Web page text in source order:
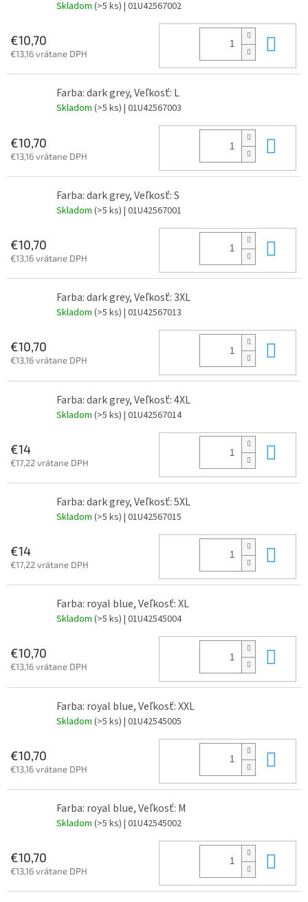
Skladom (>5 ks) | 01U42567002
€10,70
€13,16 vrátane DPH
Farba: dark grey, Veľkosť: L
Skladom (>5 ks) | 01U42567003
€10,70
€13,16 vrátane DPH
Farba: dark grey, Veľkosť: S
Skladom (>5 ks) | 01U42567001
€10,70
€13,16 vrátane DPH
Farba: dark grey, Veľkosť: 3XL
Skladom (>5 ks) | 01U42567013
€10,70
€13,16 vrátane DPH
Farba: dark grey, Veľkosť: 4XL
Skladom (>5 ks) | 01U42567014
€14
€17,22 vrátane DPH
Farba: dark grey, Veľkosť: 5XL
Skladom (>5 ks) | 01U42567015
€14
€17,22 vrátane DPH
Farba: royal blue, Veľkosť: XL
Skladom (>5 ks) | 01U42545004
€10,70
€13,16 vrátane DPH
Farba: royal blue, Veľkosť: XXL
Skladom (>5 ks) | 01U42545005
€10,70
€13,16 vrátane DPH
Farba: royal blue, Veľkosť: M
Skladom (>5 ks) | 01U42545002
€10,70
€13,16 vrátane DPH